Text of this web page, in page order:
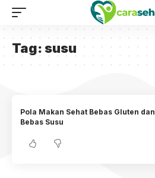
Tag:susu
Pola Makan Sehat Bebas Gluten dan
Bebas Susu